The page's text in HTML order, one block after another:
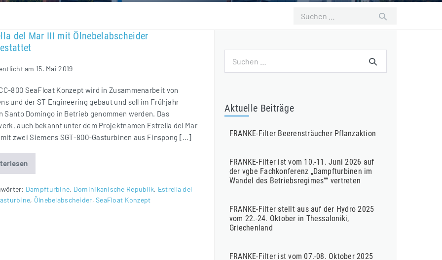
Suchen
del Mar III mit Ölnebelabscheider
am 15. Mai 2019
800 SeaFloat Konzept wird in Zusammenarbeit von
und der ST Engineering gebaut und soll im Frühjahr
Santo Domingo in Betrieb genommen werden. Das
auch bekannt unter dem Projektnamen Estrella del Mar
zwei Siemens SGT-800-Gasturbinen aus Finspong […]
Estrella
del
III
mit
Ölnebelabscheider
Dampfturbine, Dominikanische Republik, Estrella del
, Ölnebelabscheider,SeaFloat Konzept
nach:
Aktuelle Beiträge
FRANKE-Filter Beerensträucher Pflanzaktion
FRANKE-Filter ist vom 10.-11. Juni 2026 auf
der vgbe Fachkonferenz „Dampfturbinen im
Wandel des Betriebsregimes““ vertreten
FRANKE-Filter stellt aus auf der Hydro 2025
vom 22.-24. Oktober in Thessaloniki,
Griechenland
FRANKE-Filter ist vom 07.-08. Oktober 2025